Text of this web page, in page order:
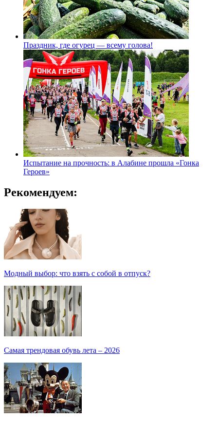
Праздник, где огурец — всему голова!
Испытание на прочность: в Алабине прошла «Гонка
Героев»
Рекомендуем:
Модный выбор: что взять с собой в отпуск?
Самая трендовая обувь лета – 2026